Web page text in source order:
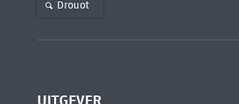
Drouot
UITGEVER